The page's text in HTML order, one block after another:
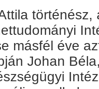
másfél éve
Johan